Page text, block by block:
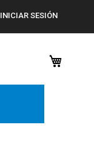
INICIAR SESIÓN